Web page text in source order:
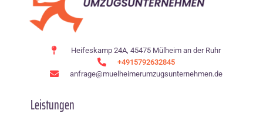
Heifeskamp 24A, 45475 Mülheim an der Ruhr
+4915792632845
anfrage@muelheimerumzugsunternehmen.de
Leistungen